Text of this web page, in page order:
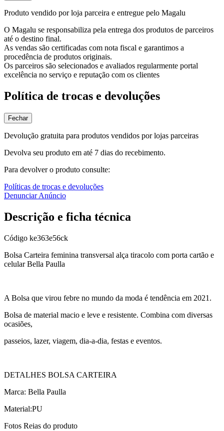
Produto vendido por loja parceira e entregue pelo Magalu
O Magalu se responsabiliza pela entrega dos produtos de parceiros
até o destino final.
As vendas são certificadas com nota fiscal e garantimos a
procedência de produtos originais.
Os parceiros são selecionados e avaliados regularmente portal
excelência no serviço e reputação com os clientes
Política de trocas e devoluções
Fechar
Devolução gratuita para produtos vendidos por lojas parceiras
Devolva seu produto em até 7 dias do recebimento.
Para devolver o produto consulte:
Políticas de trocas e devoluções
Denunciar Anúncio
Descrição e ficha técnica
Código ke363e56ck
Bolsa Carteira feminina transversal alça tiracolo com porta cartão e
celular Bella Paulla
A Bolsa que virou febre no mundo da moda é tendência em 2021.
Bolsa de material macio e leve e resistente. Combina com diversas
ocasiões,
passeios, lazer, viagem, dia-a-dia, festas e eventos.
DETALHES BOLSA CARTEIRA
Marca: Bella Paulla
Material:PU
Fotos Reias do produto